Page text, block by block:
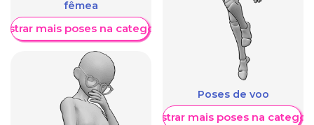
fêmea
mais poses na categoria
Poses de voo
Mostrar mais poses na